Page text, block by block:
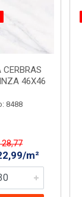
46X46
8488
28,77
m²